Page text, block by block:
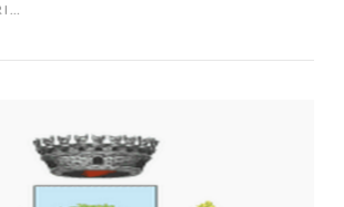
I …